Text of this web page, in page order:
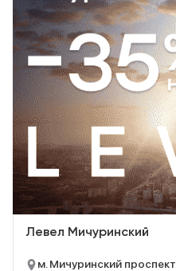
Левел Мичуринский
м. Мичуринский проспект